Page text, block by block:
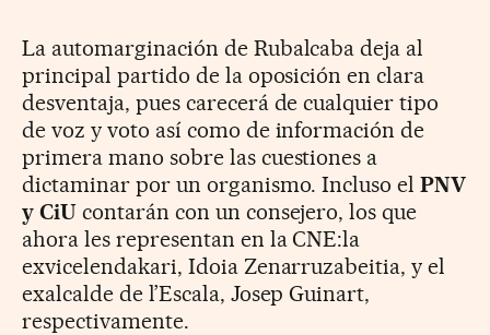
La automarginación de Rubalcaba deja al
principal partido de la oposición en clara
desventaja, pues carecerá de cualquier tipo
de voz y voto así como de información de
primera mano sobre las cuestiones a
dictaminar por un organismo. Incluso elPNV
y CiUcontarán con un consejero, los que
ahora les representan en la CNE:la
exvicelendakari, Idoia Zenarruzabeitia, y el
exalcalde de l’Escala, Josep Guinart,
respectivamente.